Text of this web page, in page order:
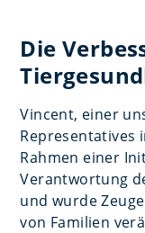
Die
Vincent, einer
Representatives
Rahmen einer
Verantwortung
und wurde
von Familien